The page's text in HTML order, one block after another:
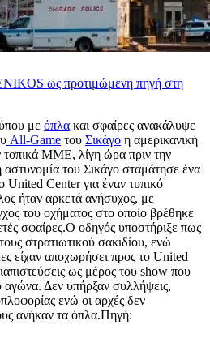
ως προτιμώμενη πηγή στη
με όπλα και σφαίρες ανακάλυψε
All-Game του Σικάγο η αμερικανική
ΜΜΕ, λίγη ώρα πριν την
του Σικάγο σταμάτησε ένα
United Center για έναν τυπικό
ήταν αρκετά ανήσυχος, με
του οχήματος στο οποίο βρέθηκε
σφαίρες.Ο οδηγός υποστήριξε πως
στρατιωτικού σακιδίου, ενώ
είχαν αποχωρήσει προς το United
ως μέρος του show που
αγώνα. Δεν υπήρξαν συλλήψεις,
ενώ οι αρχές δεν
ανήκαν τα όπλα.Πηγή: